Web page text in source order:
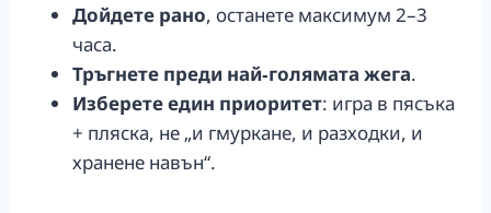
Дойдете рано, останете максимум 2–3
часа.
Тръгнете преди най‑голямата жега.
Изберете един приоритет: игра в пясъка
+ пляска, не „и гмуркане, и разходки, и
хранене навън“.